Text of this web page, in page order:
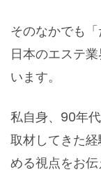
そのなかでも「
日本のエステ
います。
私自身、90年
取材してきた
める視点をお伝